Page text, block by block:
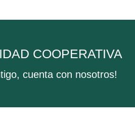
COOPERATIVA
cuenta con nosotros!